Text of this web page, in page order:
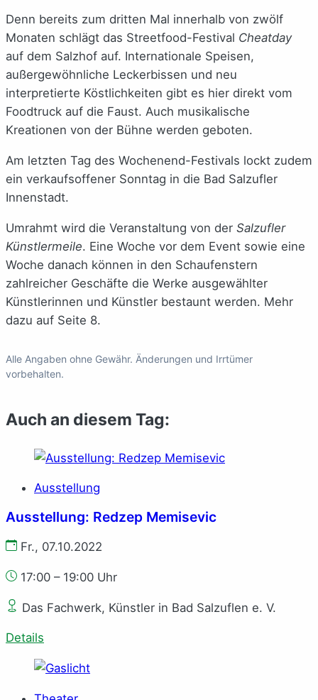
Denn bereits zum dritten Mal innerhalb von zwölf
Monaten schlägt das Streetfood-Festival Cheatday
auf dem Salzhof auf. Internationale Speisen,
außergewöhnliche Leckerbissen und neu
interpretierte Köstlichkeiten gibt es hier direkt vom
Foodtruck auf die Faust. Auch musikalische
Kreationen von der Bühne werden geboten.
Am letzten Tag des Wochenend-Festivals lockt zudem
ein verkaufsoffener Sonntag in die Bad Salzufler
Innenstadt.
Umrahmt wird die Veranstaltung von der Salzufler
Künstlermeile. Eine Woche vor dem Event sowie eine
Woche danach können in den Schaufenstern
zahlreicher Geschäfte die Werke ausgewählter
Künstlerinnen und Künstler bestaunt werden. Mehr
dazu auf Seite 8.
Alle Angaben ohne Gewähr. Änderungen und Irrtümer
vorbehalten.
Auch an diesem Tag:
Ausstellung
Ausstellung: Redzep Memisevic
Fr., 07.10.2022
17:00 – 19:00 Uhr
Das Fachwerk, Künstler in Bad Salzuflen e. V.
Details